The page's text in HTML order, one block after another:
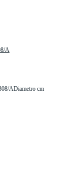
A
ADiametro cm